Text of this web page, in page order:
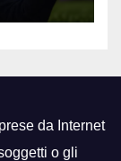
da Internet
o gli